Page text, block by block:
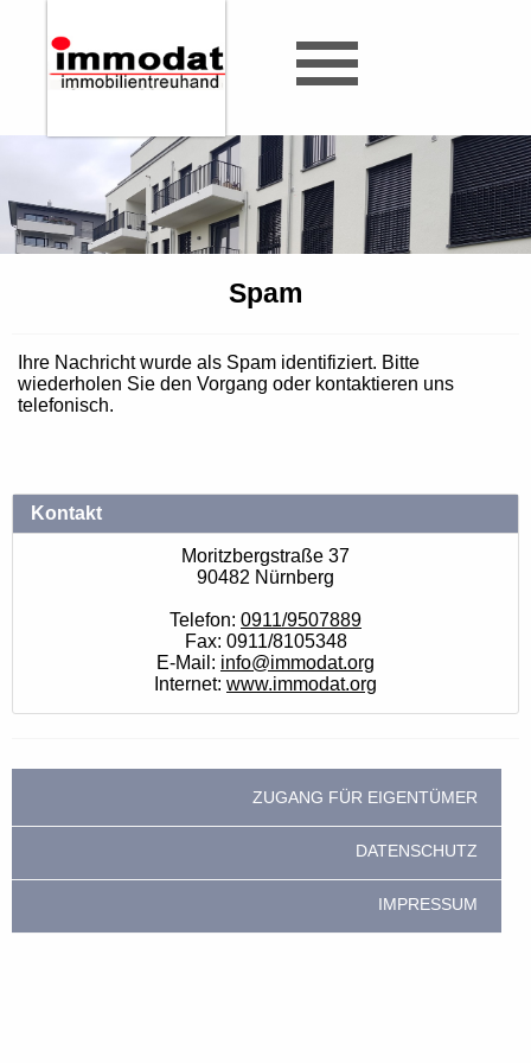
Spam
Ihre Nachricht wurde als Spam identifiziert. Bitte
wiederholen Sie den Vorgang oder kontaktieren uns
telefonisch.
Kontakt
Moritzbergstraße 37
90482 Nürnberg
Telefon: 0911/9507889
Fax: 0911/8105348
E-Mail: info@immodat.org
Internet: www.immodat.org
ZUGANG FÜR EIGENTÜMER
DATENSCHUTZ
IMPRESSUM